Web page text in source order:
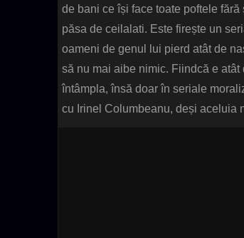
de bani ce își face toate poftele
păsa de ceilalati. Este firește un
oameni de genul lui pierd atât de
să nu mai aibe nimic. Fiindcă e
întâmpla, însă doar în seriale
cu Irinel Columbeanu, deși aceluia